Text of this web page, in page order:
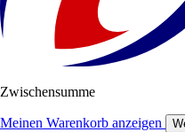
Zwischensumme
Meinen Warenkorb anzeigen